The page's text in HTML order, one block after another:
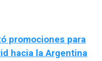
promociones para
hacia la Argentina